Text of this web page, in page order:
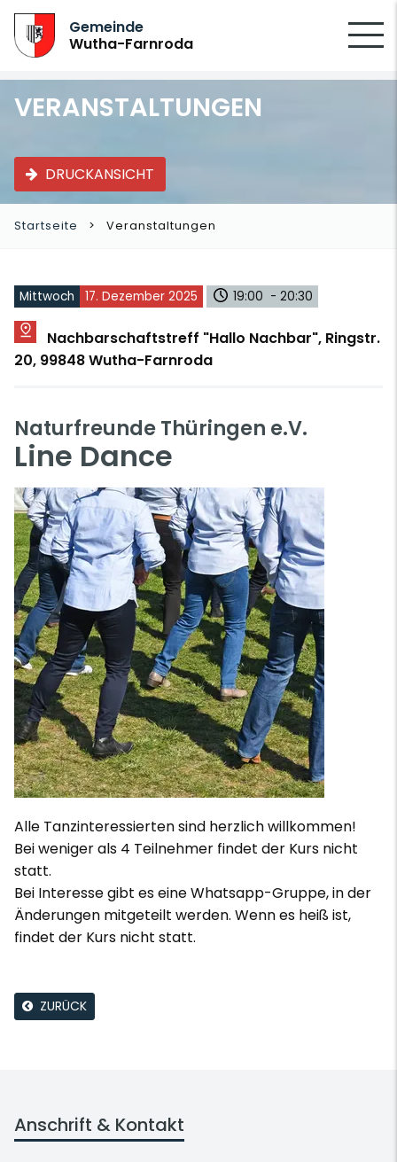
Gemeinde
Wutha-Farnroda
VERANSTALTUNGEN
DRUCKANSICHT
Startseite Veranstaltungen
Mittwoch 17. Dezember 2025 19:00 - 20:30
Nachbarschaftstreff "Hallo Nachbar", Ringstr.
20, 99848 Wutha-Farnroda
Naturfreunde Thüringen e.V.
Line Dance
Alle Tanzinteressierten sind herzlich willkommen!
Bei weniger als 4 Teilnehmer findet der Kurs nicht
statt.
Bei Interesse gibt es eine Whatsapp-Gruppe, in der
Änderungen mitgeteilt werden. Wenn es heiß ist,
findet der Kurs nicht statt.
ZURÜCK
Anschrift & Kontakt